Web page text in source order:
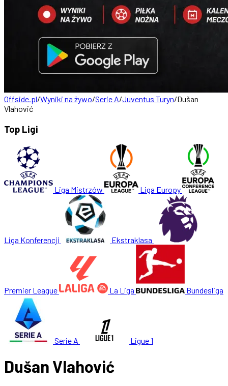
Offside.pl/Wyniki na żywo/Serie A/Juventus Turyn/Dušan
Vlahović
Top Ligi
Liga Mistrzów Liga Europy
Liga Konferencji Ekstraklasa
Premier League La Liga Bundesliga
Serie A Ligue 1
Dušan Vlahović